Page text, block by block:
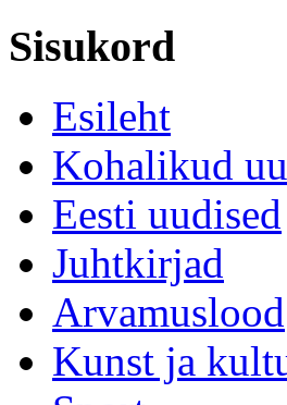
Sisukord
Esileht
Kohalikud
Eesti uudised
Juhtkirjad
Arvamuslood
Kunst ja